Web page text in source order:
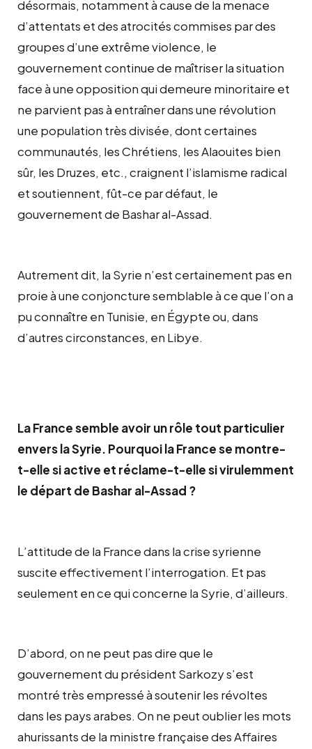
désormais, notamment à cause de la menace
d’attentats et des atrocités commises par des
groupes d’une extrême violence, le
gouvernement continue de maîtriser la situation
face à une opposition qui demeure minoritaire et
ne parvient pas à entraîner dans une révolution
une population très divisée, dont certaines
communautés, les Chrétiens, les Alaouites bien
sûr, les Druzes, etc., craignent l’islamisme radical
et soutiennent, fût-ce par défaut, le
gouvernement de Bashar al-Assad.
Autrement dit, la Syrie n’est certainement pas en
proie à une conjoncture semblable à ce que l’on a
pu connaître en Tunisie, en Égypte ou, dans
d’autres circonstances, en Libye.
La France semble avoir un rôle tout particulier
envers la Syrie. Pourquoi la France se montre-
t-elle si active et réclame-t-elle si virulemment
le départ de Bashar al-Assad ?
L’attitude de la France dans la crise syrienne
suscite effectivement l’interrogation. Et pas
seulement en ce qui concerne la Syrie, d’ailleurs.
D’abord, on ne peut pas dire que le
gouvernement du président Sarkozy s’est
montré très empressé à soutenir les révoltes
dans les pays arabes. On ne peut oublier les mots
ahurissants de la ministre française des Affaires